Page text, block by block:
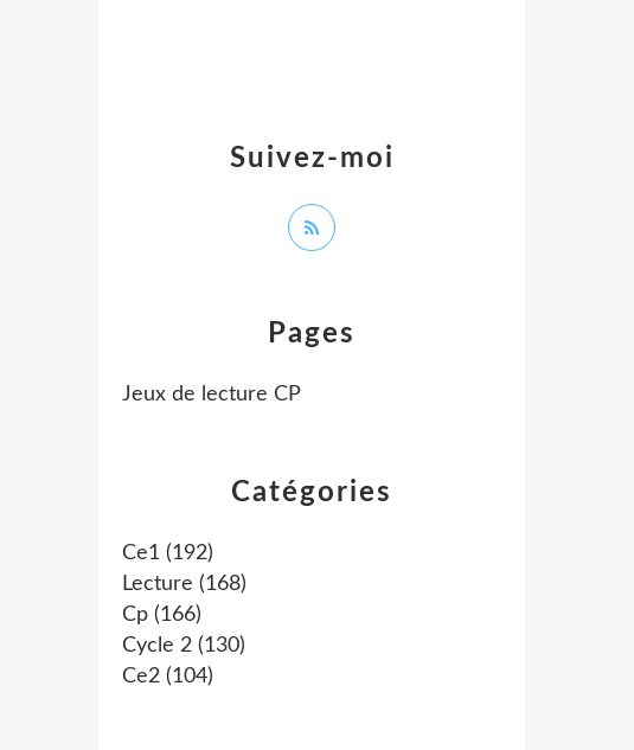
Catégories
Ce1 (192)
Lecture (168)
Cp (166)
Cycle 2 (130)
Ce2 (104)
Pages
Jeux de lecture CP
Suivez-moi